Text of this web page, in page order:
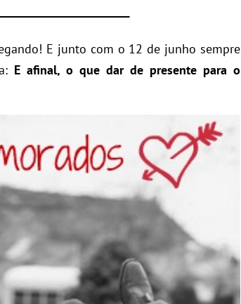
E junto com o 12 de junho sempre
E afinal, o que dar de presente para o